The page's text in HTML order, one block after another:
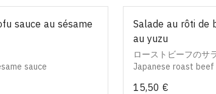
sauce au sésame
sauce
Salade au rôti de
au yuzu
ローストビーフのサ
Japanese roast
15,50 €